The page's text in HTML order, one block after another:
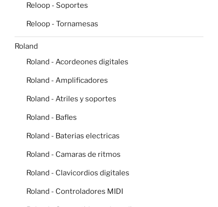
Reloop - Soportes
Reloop - Tornamesas
Roland
Roland - Acordeones digitales
Roland - Amplificadores
Roland - Atriles y soportes
Roland - Bafles
Roland - Baterias electricas
Roland - Camaras de ritmos
Roland - Clavicordios digitales
Roland - Controladores MIDI